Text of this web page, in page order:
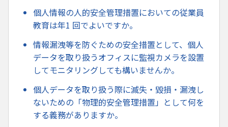
個人情報の人的安全管理措置においての従業員
教育は年1 回でよいですか。
情報漏洩等を防ぐための安全措置として、個人
データを取り扱うオフィスに監視カメラを設置
してモニタリングしても構いませんか。
個人データを取り扱う際に滅失・毀損・漏洩し
ないための「物理的安全管理措置」として何を
する義務がありますか。